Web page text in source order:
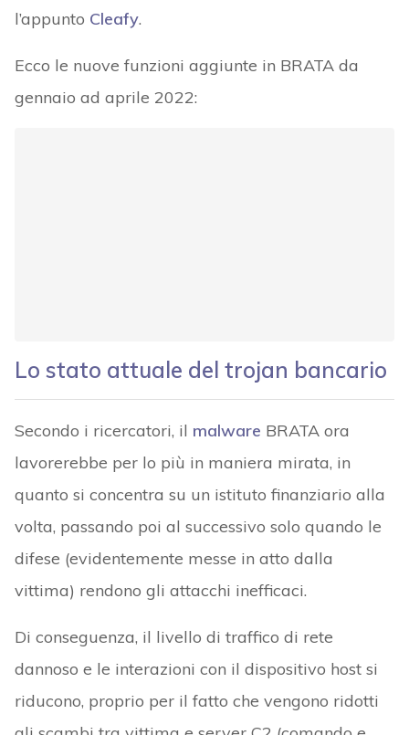
l’appunto Cleafy.
Ecco le nuove funzioni aggiunte in BRATA da
gennaio ad aprile 2022:
Lo stato attuale del trojan bancario
Secondo i ricercatori, il malware BRATA ora
lavorerebbe per lo più in maniera mirata, in
quanto si concentra su un istituto finanziario alla
volta, passando poi al successivo solo quando le
difese (evidentemente messe in atto dalla
vittima) rendono gli attacchi inefficaci.
Di conseguenza, il livello di traffico di rete
dannoso e le interazioni con il dispositivo host si
riducono, proprio per il fatto che vengono ridotti